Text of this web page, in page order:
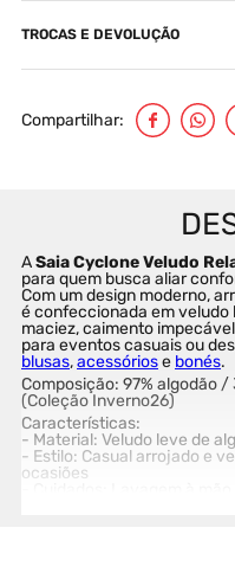
TROCAS E DEVOLUÇÃO
Compartilhar
A Saia Cyclone Veludo
para quem busca aliar
Com um design moderno,
é confeccionada em veludo
maciez, caimento
blusas, acessórios e bonés.
Composição: 97% algodão /
(Coleção Inverno26)
Características:
- Material: Veludo leve de
- Estilo: Casual arrojado e
ocasiões